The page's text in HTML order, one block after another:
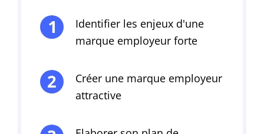
Identifier les enjeux d'une
marque employeur forte
Créer une marque employeur
attractive